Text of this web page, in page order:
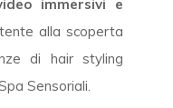
immersivi e
alla scoperta
di hair styling
Sensoriali.